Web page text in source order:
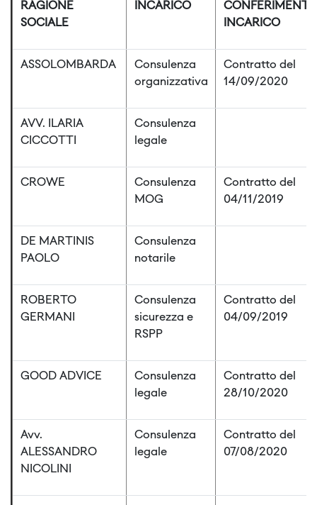
RAGIONE
SOCIALE
INCARICO
CONFERIMENTO
INCARICO
ASSOLOMBARDA
Consulenza
organizzativa
Contratto del
14/09/2020
AVV. ILARIA
CICCOTTI
Consulenza
legale
CROWE
Consulenza
MOG
Contratto del
04/11/2019
DE MARTINIS
PAOLO
Consulenza
notarile
ROBERTO
GERMANI
Consulenza
sicurezza e
RSPP
Contratto del
04/09/2019
GOOD ADVICE
Consulenza
legale
Contratto del
28/10/2020
Avv.
ALESSANDRO
NICOLINI
Consulenza
legale
Contratto del
07/08/2020